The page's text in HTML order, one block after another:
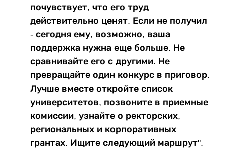
почувствует, что его труд
действительно ценят. Если не получил
- сегодня ему, возможно, ваша
поддержка нужна еще больше. Не
сравнивайте его с другими. Не
превращайте один конкурс в приговор.
Лучше вместе откройте список
университетов, позвоните в приемные
комиссии, узнайте о ректорских,
региональных и корпоративных
грантах. Ищите следующий маршрут".